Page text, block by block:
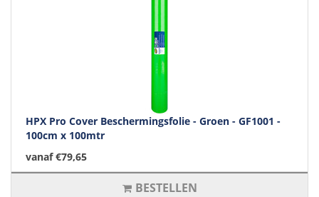
HPX Pro Cover Beschermingsfolie - Groen - GF1001 -
100cm x 100mtr
vanaf €79,65
BESTELLEN